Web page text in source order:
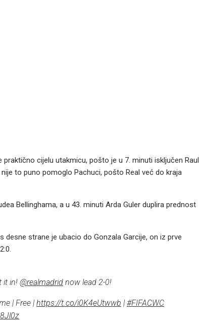
cijelu utakmicu, pošto je u 7. minuti isključen Raul
to puno pomoglo Pachuci, pošto Real već do kraja
Bellinghama, a u 43. minuti Arda Guler duplira prednost
strane je ubacio do Gonzala Garcije, on iz prve
it in! @realmadrid now lead 2-0!
| Free | https://t.co/i0K4eUtwwb | #FIFACWC